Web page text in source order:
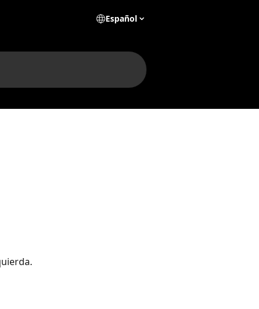
Español